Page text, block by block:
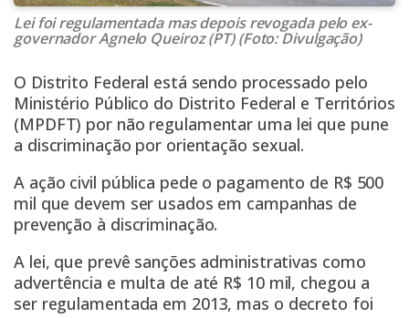
Lei foi regulamentada mas depois revogada pelo ex-
governador Agnelo Queiroz (PT) (Foto: Divulgação)
O Distrito Federal está sendo processado pelo
Ministério Público do Distrito Federal e Territórios
(MPDFT) por não regulamentar uma lei que pune
a discriminação por orientação sexual.
A ação civil pública pede o pagamento de R$ 500
mil que devem ser usados em campanhas de
prevenção à discriminação.
A lei, que prevê sanções administrativas como
advertência e multa de até R$ 10 mil, chegou a
ser regulamentada em 2013, mas o decreto foi